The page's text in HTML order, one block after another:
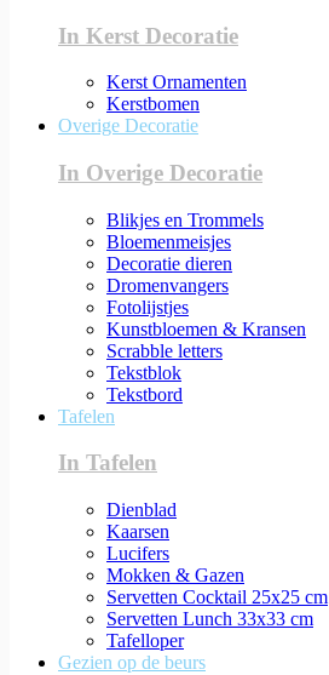
In Kerst Decoratie
Kerst Ornamenten
Kerstbomen
Overige Decoratie
In Overige Decoratie
Blikjes en Trommels
Bloemenmeisjes
Decoratie dieren
Dromenvangers
Fotolijstjes
Kunstbloemen & Kransen
Scrabble letters
Tekstblok
Tekstbord
Tafelen
In Tafelen
Dienblad
Kaarsen
Lucifers
Mokken & Gazen
Servetten Cocktail 25x25 cm
Servetten Lunch 33x33 cm
Tafelloper
Gezien op de beurs